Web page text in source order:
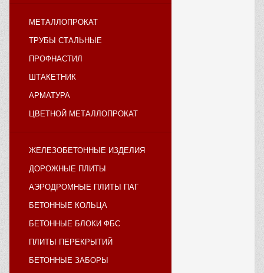
МЕТАЛЛОПРОКАТ
ТРУБЫ СТАЛЬНЫЕ
ПРОФНАСТИЛ
ШТАКЕТНИК
АРМАТУРА
ЦВЕТНОЙ МЕТАЛЛОПРОКАТ
ЖЕЛЕЗОБЕТОННЫЕ ИЗДЕЛИЯ
ДОРОЖНЫЕ ПЛИТЫ
АЭРОДРОМНЫЕ ПЛИТЫ ПАГ
БЕТОННЫЕ КОЛЬЦА
БЕТОННЫЕ БЛОКИ ФБС
ПЛИТЫ ПЕРЕКРЫТИЙ
БЕТОННЫЕ ЗАБОРЫ